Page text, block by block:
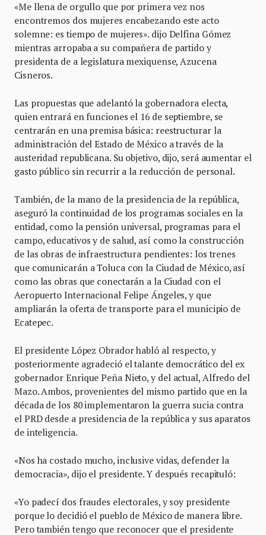
«Me llena de orgullo que por primera vez nos
encontremos dos mujeres encabezando este acto
solemne: es tiempo de mujeres». dijo Delfina Gómez
mientras arropaba a su compañera de partido y
presidenta de a legislatura mexiquense, Azucena
Cisneros.
Las propuestas que adelantó la gobernadora electa,
quien entrará en funciones el 16 de septiembre, se
centrarán en una premisa básica: reestructurar la
administración del Estado de México a través de la
austeridad republicana. Su objetivo, dijo, será aumentar el
gasto público sin recurrir a la reducción de personal.
También, de la mano de la presidencia de la república,
aseguró la continuidad de los programas sociales en la
entidad, como la pensión universal, programas para el
campo, educativos y de salud, así como la construcción
de las obras de infraestructura pendientes: los trenes
que comunicarán a Toluca con la Ciudad de México, así
como las obras que conectarán a la Ciudad con el
Aeropuerto Internacional Felipe Ángeles, y que
ampliarán la oferta de transporte para el municipio de
Ecatepec.
El presidente López Obrador habló al respecto, y
posteriormente agradeció el talante democrático del ex
gobernador Enrique Peña Nieto, y del actual, Alfredo del
Mazo. Ambos, provenientes del mismo partido que en la
década de los 80 implementaron la guerra sucia contra
el PRD desde a presidencia de la república y sus aparatos
de inteligencia.
«Nos ha costado mucho, inclusive vidas, defender la
democracia», dijo el presidente. Y después recapituló:
«Yo padecí dos fraudes electorales, y soy presidente
porque lo decidió el pueblo de México de manera libre.
Pero también tengo que reconocer que el presidente